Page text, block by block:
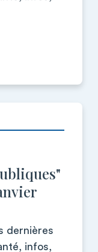
dernières
infos,